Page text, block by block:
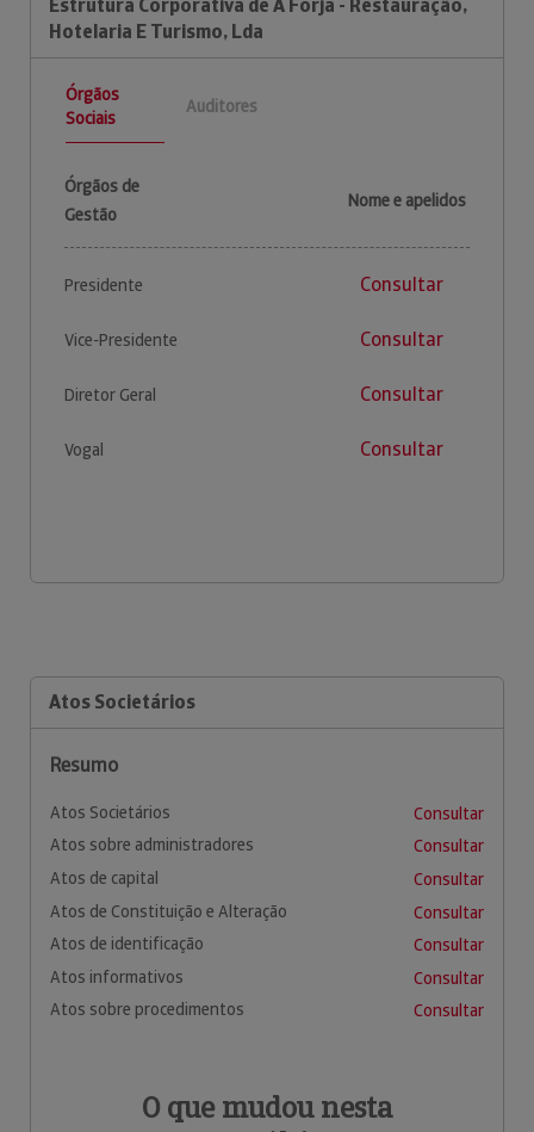
Estrutura Corporativa de A Forja - Restauração,
Hotelaria E Turismo, Lda
Órgãos
Sociais
Auditores
Órgãos de
Gestão
Nome e apelidos
Presidente Consultar
Vice-Presidente Consultar
Diretor Geral Consultar
Vogal Consultar
Atos Societários
Resumo
Atos Societários
Consultar
Atos sobre administradores
Consultar
Atos de capital
Consultar
Atos de Constituição e Alteração
Consultar
Atos de identificação
Consultar
Atos informativos
Consultar
Atos sobre procedimentos
Consultar
O que mudou nesta